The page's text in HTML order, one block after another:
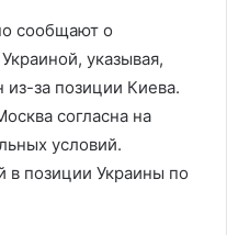
сообщают о
указывая,
из-за позиции Киева.
согласна на
условий.
в позиции Украины по